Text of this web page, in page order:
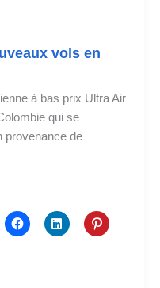
vols en
à bas prix Ultra Air
qui se
provenance de